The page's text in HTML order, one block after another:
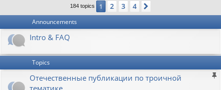
184 topics 1 2 3 4
Announcements
Intro & FAQ
Topics
Отечественные публикации по троичной